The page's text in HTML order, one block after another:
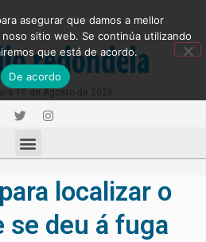
localizar o
se deu á fuga
asegurar que damos a mellor
sitio web. Se continúa utilizando
que está de acordo.
De acordo